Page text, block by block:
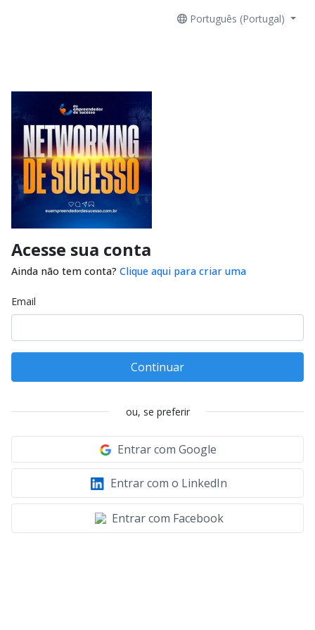
Português (Portugal)
Acesse sua conta
Ainda não tem conta? Clique aqui para criar uma
Email
Continuar
ou, se preferir
Entrar com Google
Entrar com o LinkedIn
Entrar com Facebook